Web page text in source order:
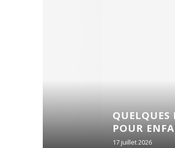
QUELQUES
POUR ENFANT CET